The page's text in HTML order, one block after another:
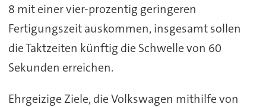
8 mit einer vier-prozentig geringeren
Fertigungszeit auskommen, insgesamt sollen
die Taktzeiten künftig die Schwelle von 60
Sekunden erreichen.
Ehrgeizige Ziele, die Volkswagen mithilfe von